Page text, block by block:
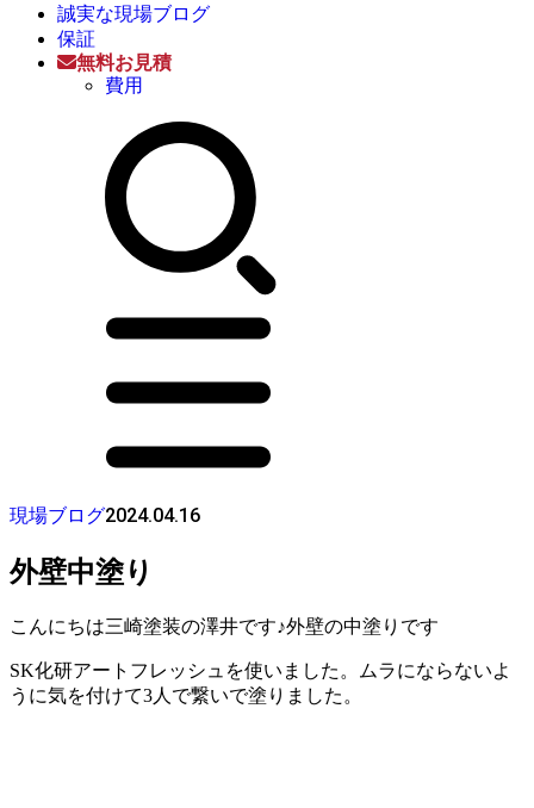
誠実な現場ブログ
保証
無料お見積
費用
現場ブログ2024.04.16
外壁中塗り
こんにちは三崎塗装の澤井です♪外壁の中塗りです
SK化研アートフレッシュを使いました。ムラにならないよ
うに気を付けて3人で繋いで塗りました。